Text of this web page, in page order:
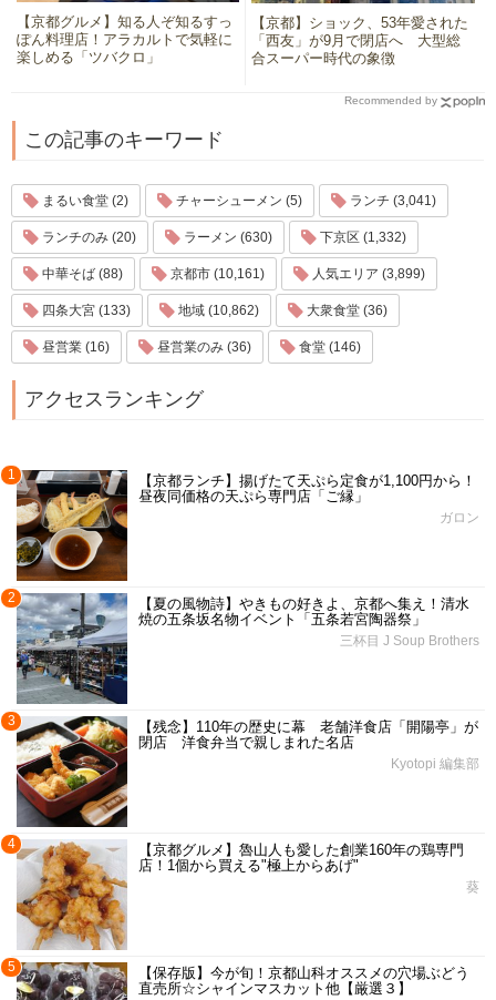
【京都グルメ】知る人ぞ知るすっ
ぽん料理店！アラカルトで気軽に
楽しめる「ツバクロ」
【京都】ショック、53年愛された
「西友」が9月で閉店へ 大型総
合スーパー時代の象徴
Recommended by
この記事のキーワード
まるい食堂 (2) チャーシューメン (5) ランチ (3,041)
ランチのみ (20) ラーメン (630) 下京区 (1,332)
中華そば (88) 京都市 (10,161) 人気エリア (3,899)
四条大宮 (133) 地域 (10,862) 大衆食堂 (36)
昼営業 (16) 昼営業のみ (36) 食堂 (146)
アクセスランキング
1
【京都ランチ】揚げたて天ぷら定食が1,100円から！
昼夜同価格の天ぷら専門店「ご縁」
ガロン
2
【夏の風物詩】やきもの好きよ、京都へ集え！清水
焼の五条坂名物イベント「五条若宮陶器祭」
三杯目 J Soup Brothers
3
【残念】110年の歴史に幕 老舗洋食店「開陽亭」が
閉店 洋食弁当で親しまれた名店
Kyotopi 編集部
4
【京都グルメ】魯山人も愛した創業160年の鶏専門
店！1個から買える"極上からあげ"
葵
5
【保存版】今が旬！京都山科オススメの穴場ぶどう
直売所☆シャインマスカット他【厳選３】